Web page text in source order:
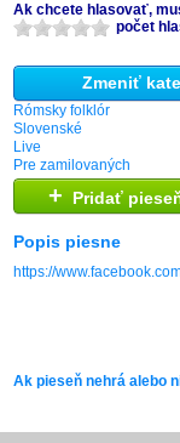
Ak chcete hlasovať,
počet
Zmeniť
Rómsky folklór
Slovenské
Live
Pre zamilovaných
+ Pridať
Popis piesne
https://
Ak pieseň nehrá alebo